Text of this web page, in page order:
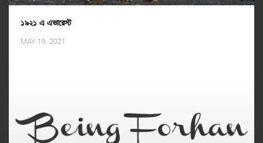
১৯২১ এ এভারেস্ট
MAY 19, 2021